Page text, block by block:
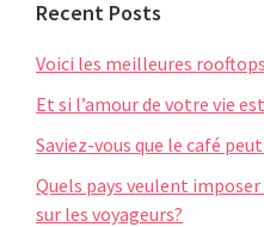
Recent Posts
Voici les meilleures
Et si l’amour de votre vie
Saviez-vous que le café
Quels pays veulent
sur les voyageurs?